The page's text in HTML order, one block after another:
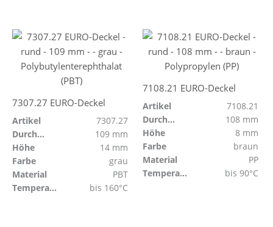
7307.27 EURO-Deckel
Artikel
7307.27
Durchmesser
109 mm
Höhe
14 mm
Farbe
grau
Material
PBT
Temperaturbeständig
bis 160°C
7108.21 EURO-Deckel
Artikel
7108.21
Durchmesser
108 mm
Höhe
8 mm
Farbe
braun
Material
PP
Temperaturbeständig
bis 90°C